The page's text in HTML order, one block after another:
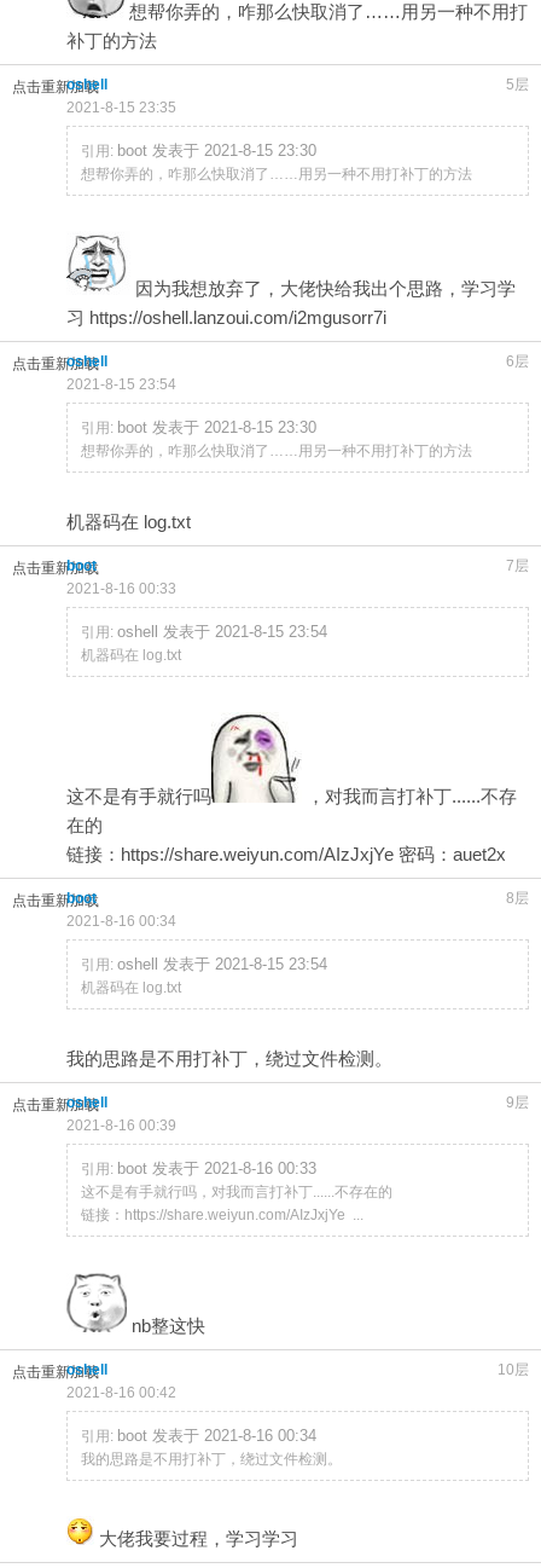
想帮你弄的，咋那么快取消了……用另一种不用打
补丁的方法
点击重新加载 5层
oshell
2021-8-15 23:35
引用: boot 发表于 2021-8-15 23:30
想帮你弄的，咋那么快取消了……用另一种不用打补丁的方法
因为我想放弃了，大佬快给我出个思路，学习学
习 https://oshell.lanzoui.com/i2mgusorr7i
点击重新加载 6层
oshell
2021-8-15 23:54
引用: boot 发表于 2021-8-15 23:30
想帮你弄的，咋那么快取消了……用另一种不用打补丁的方法
机器码在 log.txt
点击重新加载 7层
boot
2021-8-16 00:33
引用: oshell 发表于 2021-8-15 23:54
机器码在 log.txt
这不是有手就行吗
，对我而言打补丁......不存
在的
链接：https://share.weiyun.com/AIzJxjYe 密码：auet2x
点击重新加载 8层
boot
2021-8-16 00:34
引用: oshell 发表于 2021-8-15 23:54
机器码在 log.txt
我的思路是不用打补丁，绕过文件检测。
点击重新加载 9层
oshell
2021-8-16 00:39
引用: boot 发表于 2021-8-16 00:33
这不是有手就行吗，对我而言打补丁......不存在的
链接：https://share.weiyun.com/AIzJxjYe ...
nb整这快
点击重新加载 10层
oshell
2021-8-16 00:42
引用: boot 发表于 2021-8-16 00:34
我的思路是不用打补丁，绕过文件检测。
大佬我要过程，学习学习